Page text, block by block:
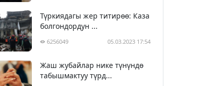
Түркиядагы жер титирөө: Каза
болгондордун ...
6256049 05.03.2023 17:54
Жаш жубайлар нике түнүндө
табышмактуу түрд...